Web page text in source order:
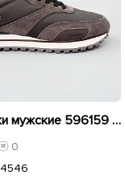
Кроссовки мужские 596159 Коричневые
0
4546